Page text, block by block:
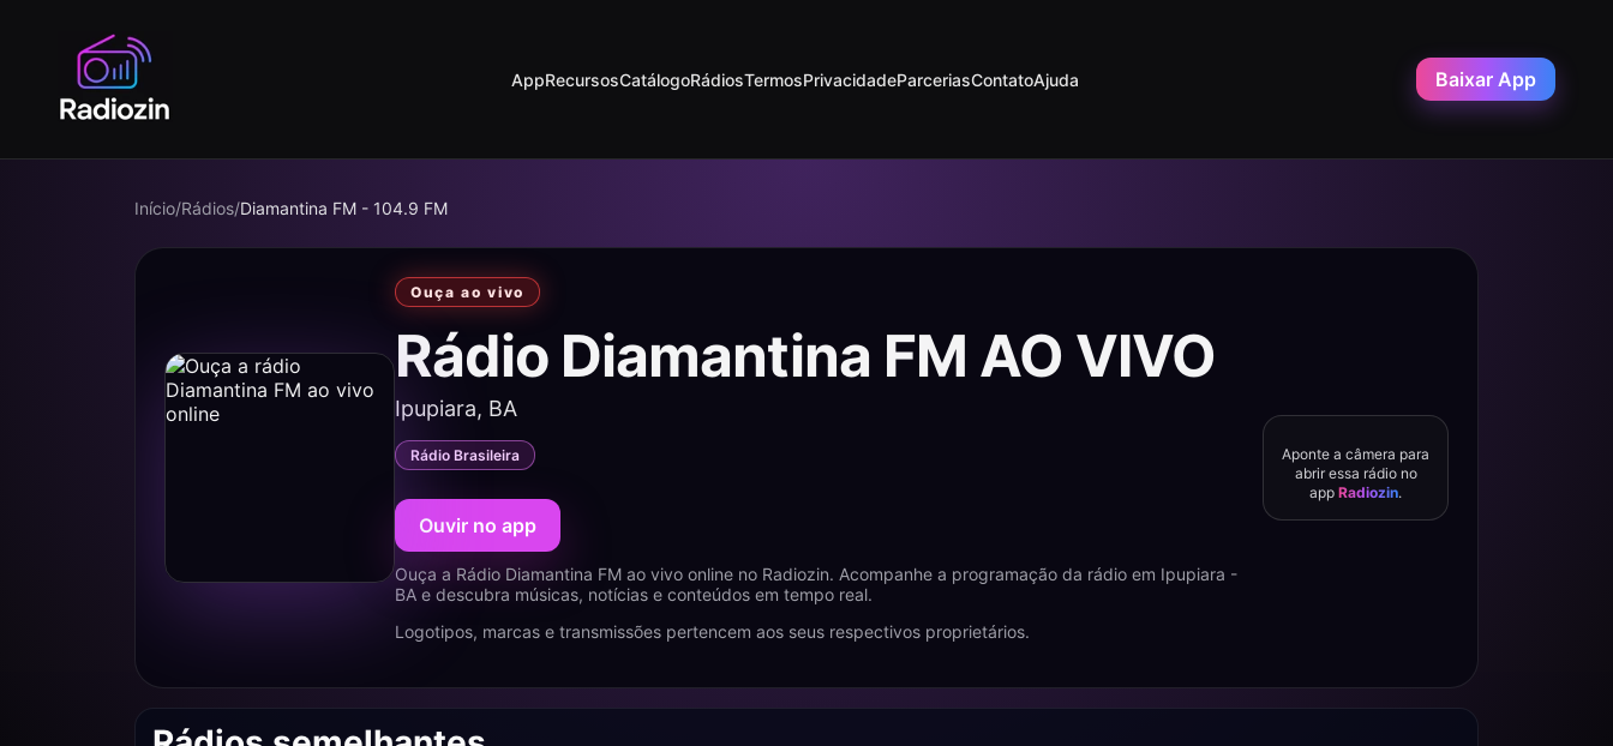
AppRecursosCatálogoRádiosTermosPrivacidadeParceriasContatoAjuda Baixar App
Início/Rádios/Diamantina FM - 104.9 FM
Ouça ao vivo
Rádio Diamantina FM AO VIVO
Ipupiara, BA
Rádio Brasileira
Ouvir no app
Ouça a Rádio Diamantina FM ao vivo online no Radiozin. Acompanhe a programação da rádio em Ipupiara -
BA e descubra músicas, notícias e conteúdos em tempo real.
Logotipos, marcas e transmissões pertencem aos seus respectivos proprietários.
Aponte a câmera para
abrir essa rádio no
appRadiozin.